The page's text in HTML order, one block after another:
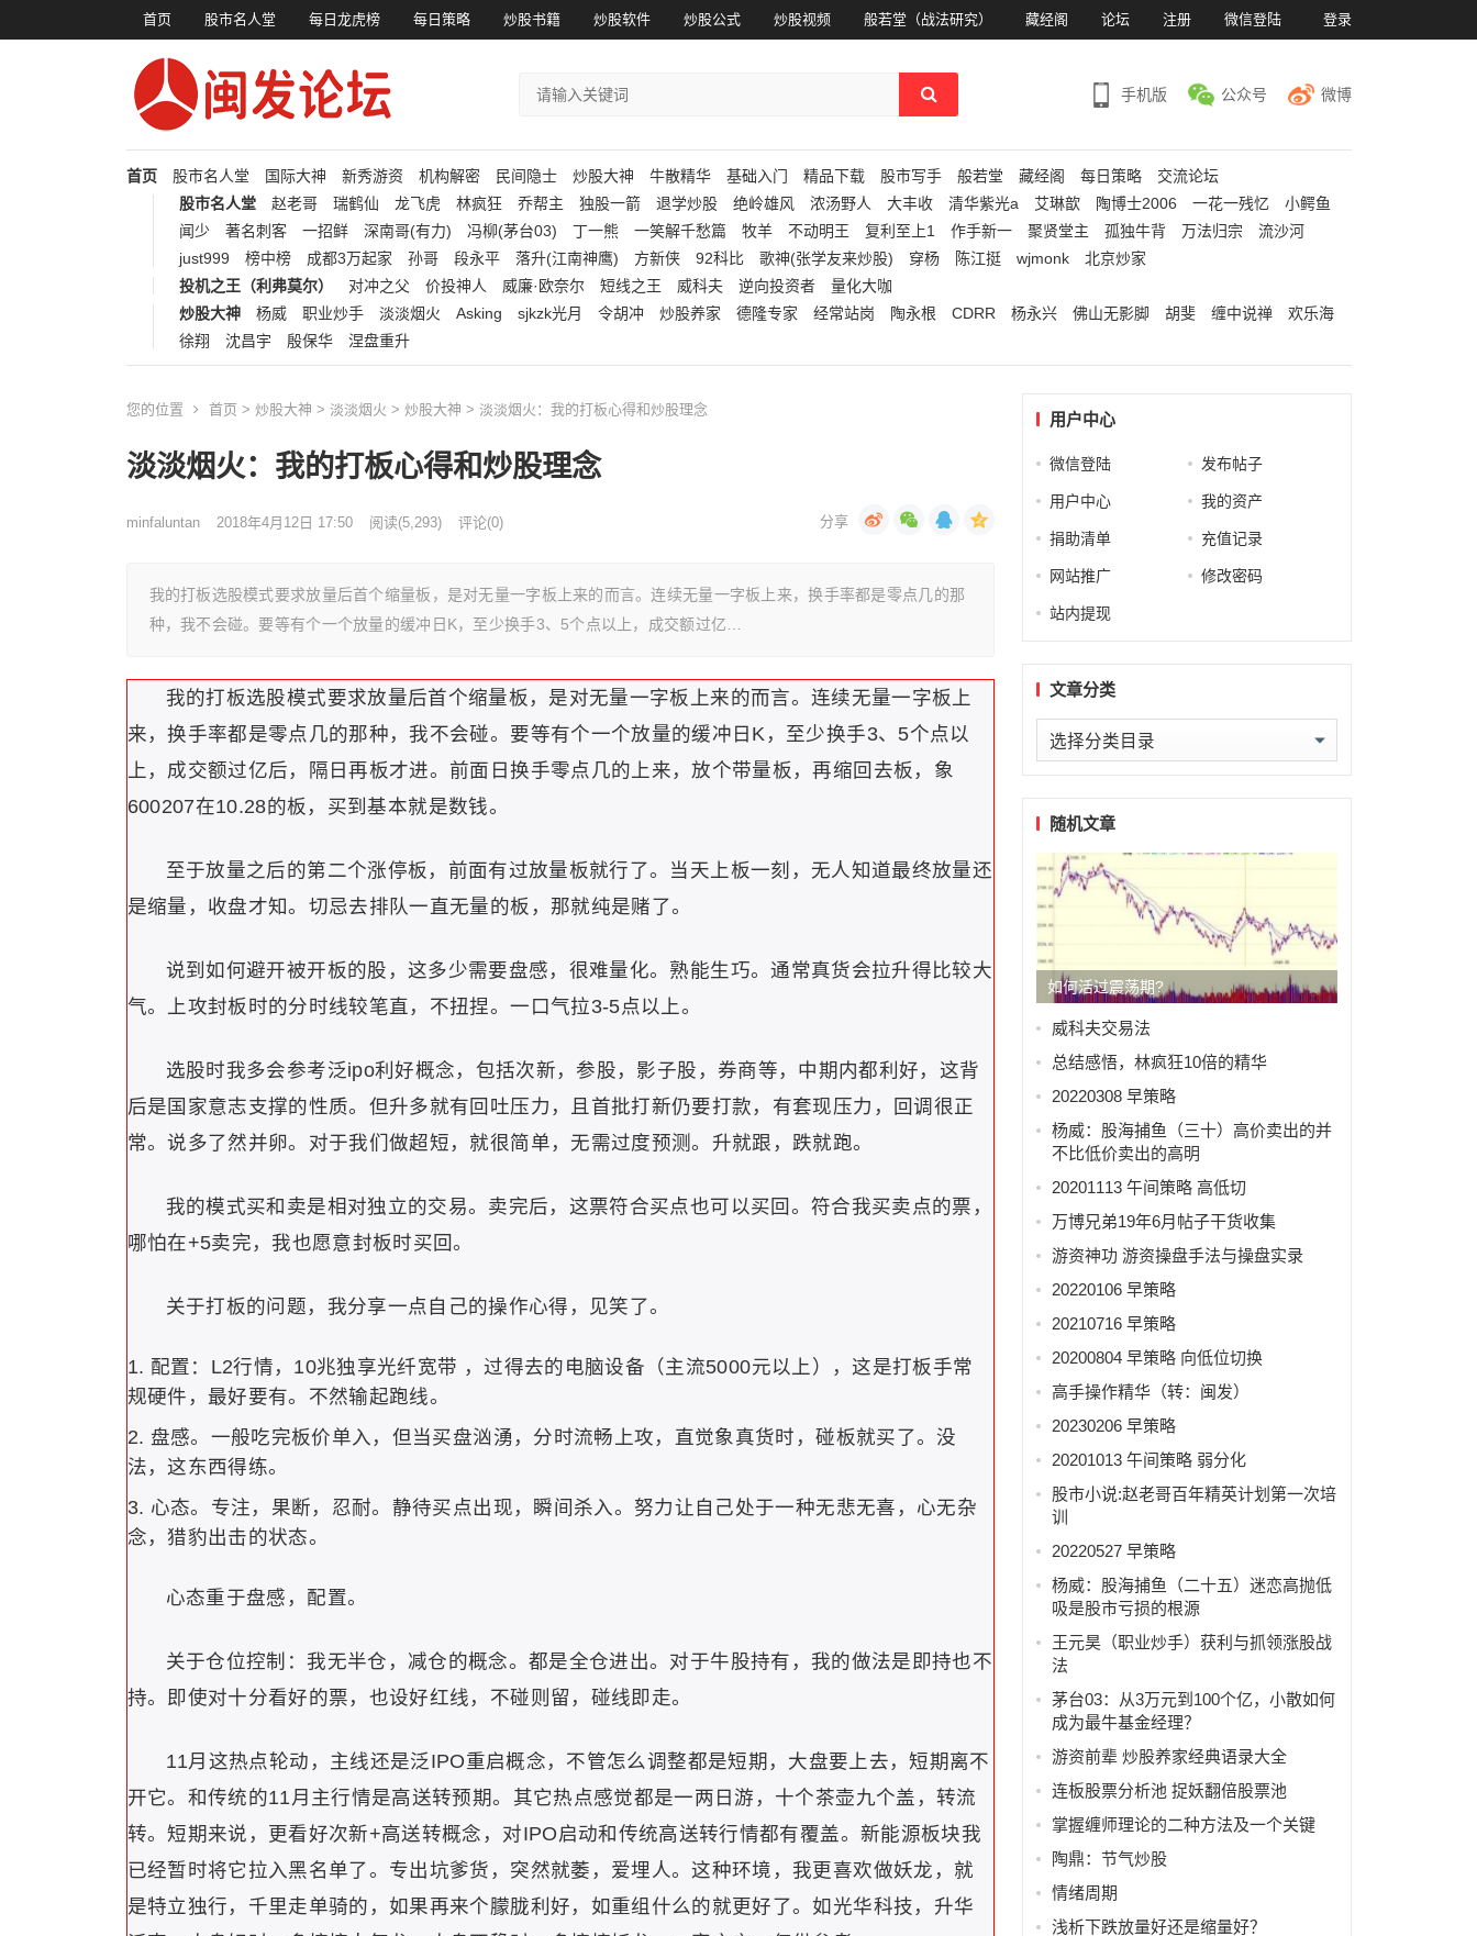
首页 股市名人堂 每日龙虎榜 每日策略 炒股书籍 炒股软件 炒股公式 炒股视频 般若堂（战法研究） 藏经阁 论坛 注册 微信登陆 登录
手机版 公众号 微博
首页 股市名人堂 国际大神 新秀游资 机构解密 民间隐士 炒股大神 牛散精华 基础入门 精品下载 股市写手 般若堂 藏经阁 每日策略
交流论坛
股市名人堂
赵老哥 瑞鹤仙 龙飞虎 林疯狂 乔帮主 独股一箭 退学炒股 绝岭雄风 浓汤野人 大丰收 清华紫光a 艾琳歆 陶博士2006 一花一残忆
小鳄鱼
闻少
著名刺客 一招鲜 深南哥(有力) 冯柳(茅台03) 丁一熊 一笑解千愁篇 牧羊 不动明王 复利至上1 作手新一 聚贤堂主 孤独牛背 万法归宗
流沙河
just999
榜中榜 成都3万起家 孙哥 段永平 落升(江南神鹰) 方新侠 92科比 歌神(张学友来炒股) 穿杨 陈江挺 wjmonk
北京炒家
投机之王（利弗莫尔）
对冲之父 价投神人 威廉·欧奈尔 短线之王 威科夫 逆向投资者
量化大咖
炒股大神
杨威 职业炒手 淡淡烟火 Asking sjkzk光月 令胡冲 炒股养家 德隆专家 经常站岗 陶永根 CDRR 杨永兴 佛山无影脚 胡斐 缠中说禅
欢乐海
徐翔
沈昌宇 殷保华 涅盘重升
您的位置 首页 > 炒股大神 > 淡淡烟火 > 炒股大神 > 淡淡烟火：我的打板心得和炒股理念
淡淡烟火：我的打板心得和炒股理念
minfaluntan 2018年4月12日 17:50 阅读(5,293) 评论(0)
我的打板选股模式要求放量后首个缩量板，是对无量一字板上来的而言。连续无量一字板上来，换手率都是零点几的那
种，我不会碰。要等有个一个放量的缓冲日K，至少换手3、5个点以上，成交额过亿…
我的打板选股模式要求放量后首个缩量板，是对无量一字板上来的而言。连续无量一字板上
来，换手率都是零点几的那种，我不会碰。要等有个一个放量的缓冲日K，至少换手3、5个点以
上，成交额过亿后，隔日再板才进。前面日换手零点几的上来，放个带量板，再缩回去板，象
600207在10.28的板，买到基本就是数钱。
至于放量之后的第二个涨停板，前面有过放量板就行了。当天上板一刻，无人知道最终放量还
是缩量，收盘才知。切忌去排队一直无量的板，那就纯是赌了。
说到如何避开被开板的股，这多少需要盘感，很难量化。熟能生巧。通常真货会拉升得比较大
气。上攻封板时的分时线较笔直，不扭捏。一口气拉3-5点以上。
选股时我多会参考泛ipo利好概念，包括次新，参股，影子股，券商等，中期内都利好，这背
后是国家意志支撑的性质。但升多就有回吐压力，且首批打新仍要打款，有套现压力，回调很正
常。说多了然并卵。对于我们做超短，就很简单，无需过度预测。升就跟，跌就跑。
我的模式买和卖是相对独立的交易。卖完后，这票符合买点也可以买回。符合我买卖点的票，
哪怕在+5卖完，我也愿意封板时买回。
关于打板的问题，我分享一点自己的操作心得，见笑了。
配置：L2行情，10兆独享光纤宽带 ，过得去的电脑设备（主流5000元以上），这是打板手常
规硬件，最好要有。不然输起跑线。
盘感。一般吃完板价单入，但当买盘汹湧，分时流畅上攻，直觉象真货时，碰板就买了。没
法，这东西得练。
心态。专注，果断，忍耐。静待买点出现，瞬间杀入。努力让自己处于一种无悲无喜，心无杂
念，猎豹出击的状态。
心态重于盘感，配置。
关于仓位控制：我无半仓，减仓的概念。都是全仓进出。对于牛股持有，我的做法是即持也不
持。即使对十分看好的票，也设好红线，不碰则留，碰线即走。
11月这热点轮动，主线还是泛IPO重启概念，不管怎么调整都是短期，大盘要上去，短期离不
开它。和传统的11月主行情是高送转预期。其它热点感觉都是一两日游，十个茶壶九个盖，转流
转。短期来说，更看好次新+高送转概念，对IPO启动和传统高送转行情都有覆盖。新能源板块我
已经暂时将它拉入黑名单了。专出坑爹货，突然就萎，爱埋人。这种环境，我更喜欢做妖龙，就
是特立独行，千里走单骑的，如果再来个朦胧利好，如重组什么的就更好了。如光华科技，升华
用户中心
微信登陆 发布帖子
用户中心 我的资产
捐助清单 充值记录
网站推广 修改密码
站内提现
文章分类
文
章
类随机文章
如何活过震荡期?
威科夫交易法
总结感悟，林疯狂10倍的精华
20220308 早策略
杨威：股海捕鱼（三十）高价卖出的并
不比低价卖出的高明
20201113 午间策略 高低切
万博兄弟19年6月帖子干货收集
游资神功 游资操盘手法与操盘实录
20220106 早策略
20210716 早策略
20200804 早策略 向低位切换
高手操作精华（转：闽发）
20230206 早策略
20201013 午间策略 弱分化
股市小说:赵老哥百年精英计划第一次培
训
20220527 早策略
杨威：股海捕鱼（二十五）迷恋高抛低
吸是股市亏损的根源
王元昊（职业炒手）获利与抓领涨股战
法
茅台03：从3万元到100个亿，小散如何
成为最牛基金经理？
游资前辈 炒股养家经典语录大全
连板股票分析池 捉妖翻倍股票池
掌握缠师理论的二种方法及一个关键
陶鼎：节气炒股
情绪周期
浅析下跌放量好还是缩量好？